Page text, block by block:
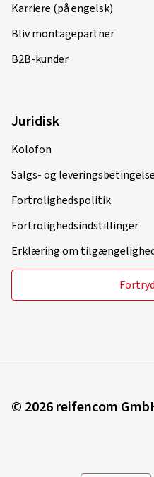
Karriere (på engelsk)
Bliv montagepartner
B2B-kunder
Juridisk
Kolofon
Salgs- og
Fortrolighedspolitik
Fortrolighedsindstillinger
Erklæring om
© 2026 reifencom